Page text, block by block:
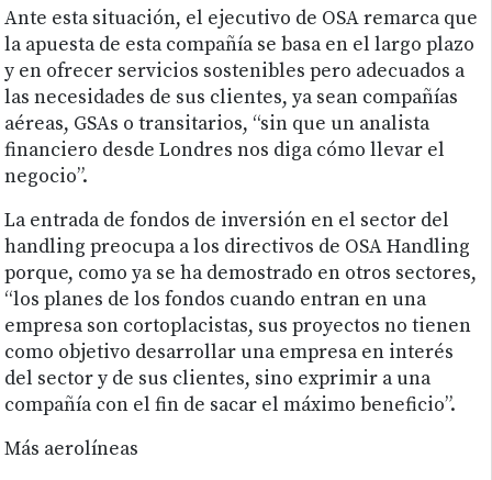
Ante esta situación, el ejecutivo de OSA remarca que
la apuesta de esta compañía se basa en el largo plazo
y en ofrecer servicios sostenibles pero adecuados a
las necesidades de sus clientes, ya sean compañías
aéreas, GSAs o transitarios, “sin que un analista
financiero desde Londres nos diga cómo llevar el
negocio”.
La entrada de fondos de inversión en el sector del
handling preocupa a los directivos de OSA Handling
porque, como ya se ha demostrado en otros sectores,
“los planes de los fondos cuando entran en una
empresa son cortoplacistas, sus proyectos no tienen
como objetivo desarrollar una empresa en interés
del sector y de sus clientes, sino exprimir a una
compañía con el fin de sacar el máximo beneficio”.
Más aerolíneas